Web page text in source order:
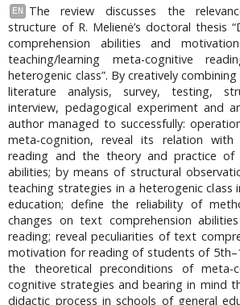
EN
The review discusses the
structure of R. Melienė’s doctoral thesis
comprehension abilities and
teaching/learning meta-cognitive
heterogenic class”. By creatively
literature analysis, survey, testing,
interview, pedagogical experiment and
author managed to successfully:
meta-cognition, reveal its relation with
reading and the theory and practice of
abilities; by means of structural
teaching strategies in a heterogenic class
education; define the reliability of
changes on text comprehension
reading; reveal peculiarities of text
motivation for reading of students of
the theoretical preconditions of meta-
cognitive strategies and bearing in mind
didactic process in schools of general